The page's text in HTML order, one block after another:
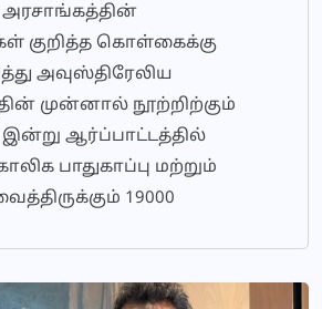
அரசாங்கத்தின்
குறித்த கொள்கைக்கு
அவுஸ்திரேலிய
முன்னால் நூற்றிற்கும்
ஆர்ப்பாட்டத்தில்
பாதுகாப்பு மற்றும்
19000